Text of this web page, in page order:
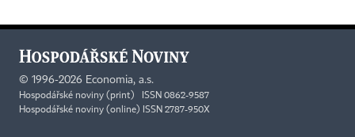
© 1996-2026 Economia, a.s.
Hospodářské noviny (print) ISSN 0862-9587
Hospodářské noviny (online) ISSN 2787-950X